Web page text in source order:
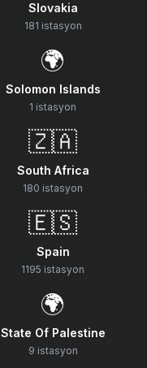
Slovakia
181 istasyon
🌍
Solomon Islands
1 istasyon
🇿🇦
South Africa
180 istasyon
🇪🇸
Spain
1195 istasyon
🌍
State Of Palestine
9 istasyon